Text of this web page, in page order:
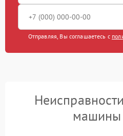
Отправляя, Вы соглашаетесь с